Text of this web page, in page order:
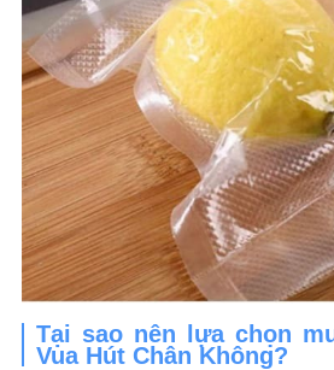
Tại sao nên lựa chọn
Vua Hút Chân Không?